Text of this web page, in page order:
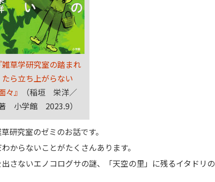
雑草学研究室の踏まれ
たら立ち上がらない
々』
（稲垣 栄洋／
小学館 2023.9）
研究室のゼミのお話です。
からないことがたくさんあります。
さないエノコログサの謎、「天空の里」に残るイタドリの